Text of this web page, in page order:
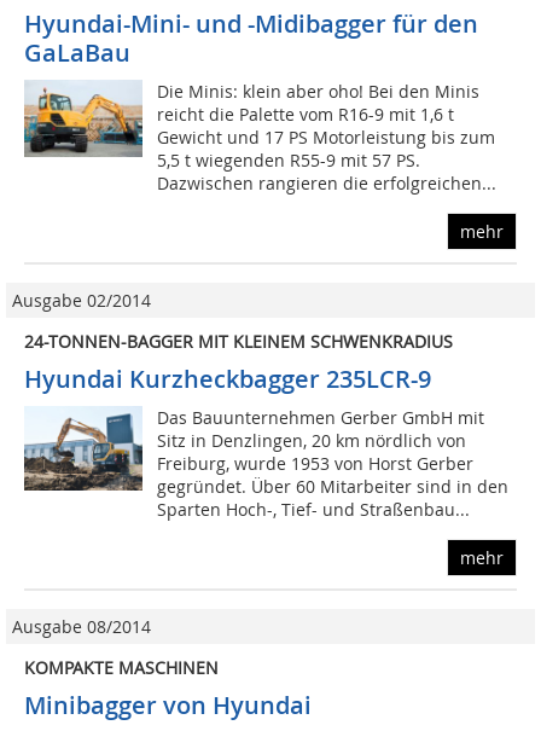
Hyundai-Mini- und -Midibagger für den
GaLaBau
Die Minis: klein aber oho! Bei den Minis
reicht die Palette vom R16-9 mit 1,6 t
Gewicht und 17 PS Motorleistung bis zum
5,5 t wiegenden R55-9 mit 57 PS.
Dazwischen rangieren die erfolgreichen...
mehr
Ausgabe 02/2014
24-TONNEN-BAGGER MIT KLEINEM SCHWENKRADIUS
Hyundai Kurzheckbagger 235LCR-9
Das Bauunternehmen Gerber GmbH mit
Sitz in Denzlingen, 20 km nördlich von
Freiburg, wurde 1953 von Horst Gerber
gegründet. Über 60 Mitarbeiter sind in den
Sparten Hoch-, Tief- und Straßenbau...
mehr
Ausgabe 08/2014
KOMPAKTE MASCHINEN
Minibagger von Hyundai